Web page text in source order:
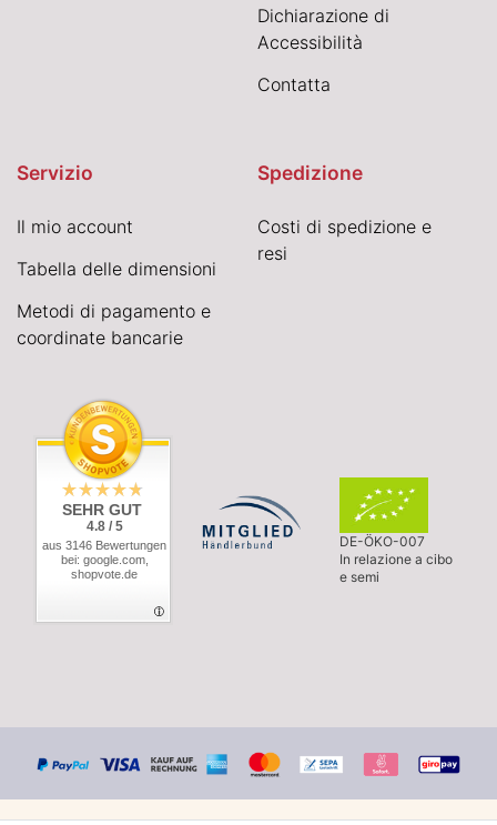
Dichiarazione di
Accessibilità
Contatta
Servizio
Il mio account
Tabella delle dimensioni
Metodi di pagamento e
coordinate bancarie
Spedizione
Costi di spedizione e
resi
SEHR GUT
4.8 / 5
aus 3146 Bewertungen
bei: google.com,
shopvote.de
DE-ÖKO-007
In relazione a cibo
e semi